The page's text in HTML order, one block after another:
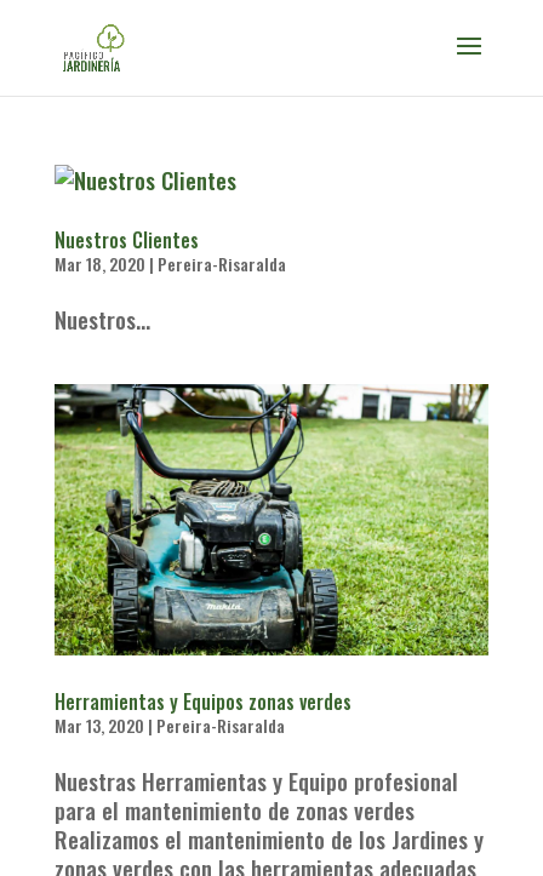
Nuestros Clientes
Mar 18, 2020 | Pereira-Risaralda
Nuestros...
Herramientas y Equipos zonas verdes
Mar 13, 2020 | Pereira-Risaralda
Nuestras Herramientas y Equipo profesional
para el mantenimiento de zonas verdes
Realizamos el mantenimiento de los Jardines y
zonas verdes con las herramientas adecuadas